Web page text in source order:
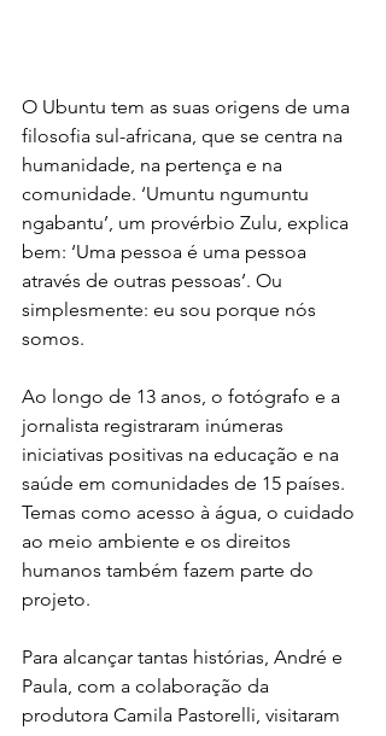
O Ubuntu tem as suas origens de uma
filosofia sul-africana, que se centra na
humanidade, na pertença e na
comunidade. ‘Umuntu ngumuntu
ngabantu’, um provérbio Zulu, explica
bem: ‘Uma pessoa é uma pessoa
através de outras pessoas’. Ou
simplesmente: eu sou porque nós
somos.
Ao longo de 13 anos, o fotógrafo e a
jornalista registraram inúmeras
iniciativas positivas na educação e na
saúde em comunidades de 15 países.
Temas como acesso à água, o cuidado
ao meio ambiente e os direitos
humanos também fazem parte do
projeto.
Para alcançar tantas histórias, André e
Paula, com a colaboração da
produtora Camila Pastorelli, visitaram